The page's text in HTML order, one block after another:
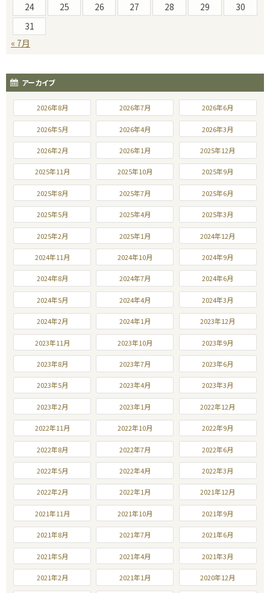
24
25 26 27 28 29
30
31
« 7月
アーカイブ
2026年8月 2026年7月 2026年6月
2026年5月 2026年4月 2026年3月
2026年2月 2026年1月 2025年12月
2025年11月 2025年10月 2025年9月
2025年8月 2025年7月 2025年6月
2025年5月 2025年4月 2025年3月
2025年2月 2025年1月 2024年12月
2024年11月 2024年10月 2024年9月
2024年8月 2024年7月 2024年6月
2024年5月 2024年4月 2024年3月
2024年2月 2024年1月 2023年12月
2023年11月 2023年10月 2023年9月
2023年8月 2023年7月 2023年6月
2023年5月 2023年4月 2023年3月
2023年2月 2023年1月 2022年12月
2022年11月 2022年10月 2022年9月
2022年8月 2022年7月 2022年6月
2022年5月 2022年4月 2022年3月
2022年2月 2022年1月 2021年12月
2021年11月 2021年10月 2021年9月
2021年8月 2021年7月 2021年6月
2021年5月 2021年4月 2021年3月
2021年2月 2021年1月 2020年12月